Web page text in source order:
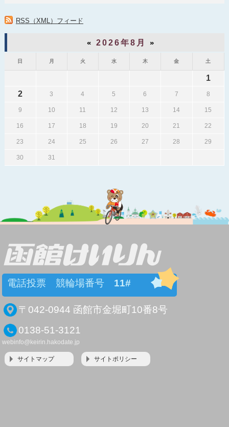
RSS（XML）フィード
« 2026年8月 »
日 月 火 水 木 金 土
1
2
3 4 5 6 7 8
9 10 11 12 13 14 15
16 17 18 19 20 21 22
23 24 25 26 27 28 29
30 31
電話投票 競輪場番号 11#
〒042-0944 函館市金堀町10番8号
0138-51-3121
webinfo@keirin.hakodate.jp
サイトマップ サイトポリシー